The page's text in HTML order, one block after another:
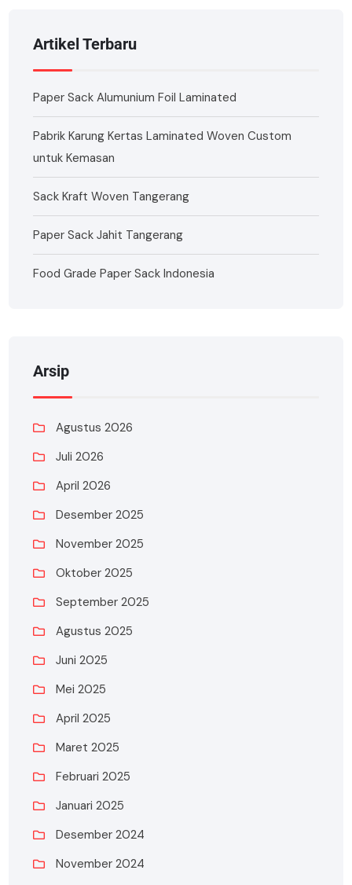
Artikel Terbaru
Paper Sack Alumunium Foil Laminated
Pabrik Karung Kertas Laminated Woven Custom
untuk Kemasan
Sack Kraft Woven Tangerang
Paper Sack Jahit Tangerang
Food Grade Paper Sack Indonesia
Arsip
Agustus 2026
Juli 2026
April 2026
Desember 2025
November 2025
Oktober 2025
September 2025
Agustus 2025
Juni 2025
Mei 2025
April 2025
Maret 2025
Februari 2025
Januari 2025
Desember 2024
November 2024